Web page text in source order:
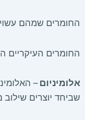
החומרים שמהם
החומרים העיקריים
אלומיניום–
שביחד יוצרים